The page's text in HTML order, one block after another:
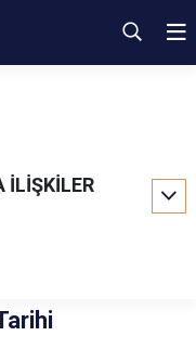
İLİŞKİLER